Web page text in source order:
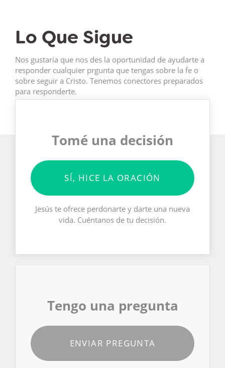
Lo Que Sigue
Nos gustaría que nos des la oportunidad de ayudarte a
responder cualquier prgunta que tengas sobre la fe o
sobre seguir a Cristo. Tenemos conectores preparados
para responderte.
Tomé una decisión
SÍ, HICE LA ORACIÓN
Jesús te ofrece perdonarte y darte una nueva
vida. Cuéntanos de tu decisión.
Tengo una pregunta
ENVIAR PREGUNTA